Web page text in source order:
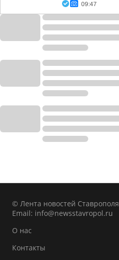
09:47
© Лента новостей Ставрополя
Email: info@newsstavropol.ru
О нас
Контакты